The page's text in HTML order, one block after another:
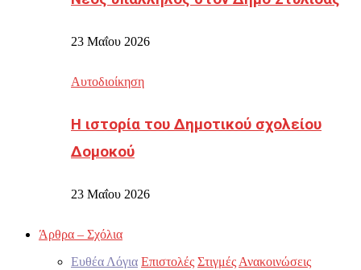
23 Μαΐου 2026
Αυτοδιοίκηση
Η ιστορία του Δημοτικού σχολείου
Δομοκού
23 Μαΐου 2026
Άρθρα – Σχόλια
Ευθέα Λόγια Επιστολές Στιγμές Ανακοινώσεις